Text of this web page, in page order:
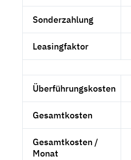
Sonderzahlung
Leasingfaktor
Überführungskosten
Gesamtkosten
Gesamtkosten /
Monat